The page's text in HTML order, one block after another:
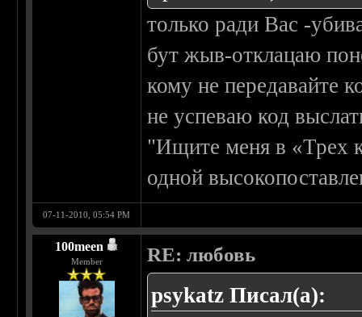
только ради Вас -
бут жыв-отклацаю
кому не передавайте
не успеваю код
"Ищите меня в «Трех
одной
07-11-2010, 05:54 PM
100meen
Member RE: любовь
psykatz Писал(а):